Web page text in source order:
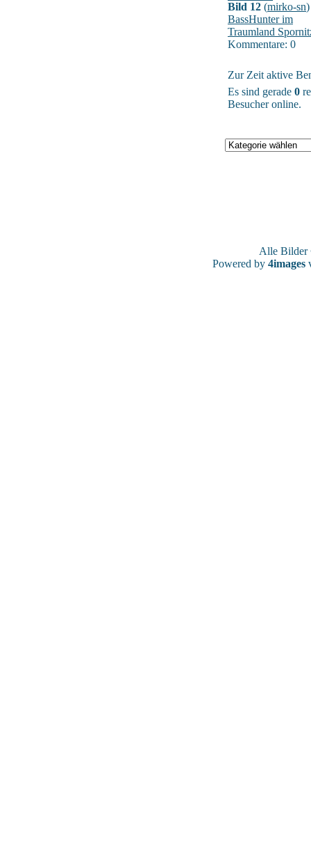
Bild 12 (mirko-sn)
BassHunter im
Traumland
Kommentare: 0
Zur Zeit aktive
Es sind gerade 0
Besucher online.
Alle
Powered by 4images